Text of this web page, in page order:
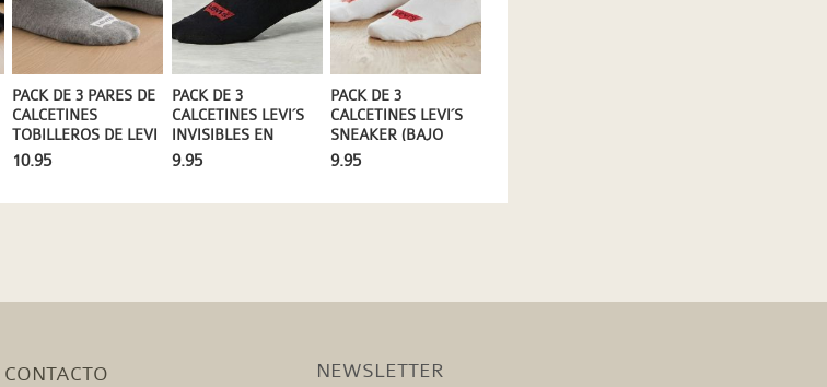
PACK DE 3
CALCETINES LEVI´S
SNEAKER (BAJO
TOBILLO) EN
9.95
PACK DE 3
CALCETINES LEVI´S
INVISIBLES EN
NEGRO
9.95
PACK DE 3 PARES DE
CALCETINES
TOBILLEROS DE LEVI
´S EN GRIS Y BLANCO
10.95
CONTACTO NEWSLETTER